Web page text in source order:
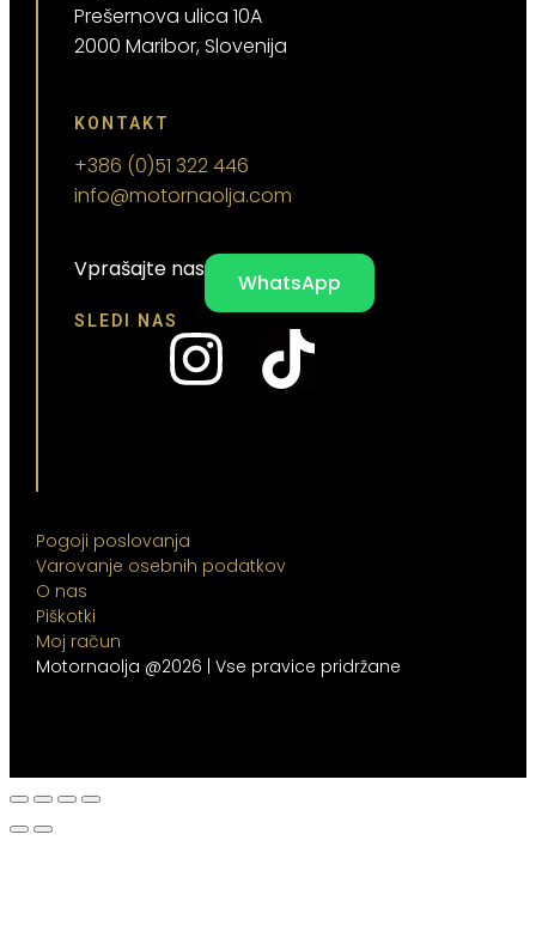
Prešernova ulica 10A
2000 Maribor, Slovenija
KONTAKT
+386 (0)51 322 446
info@motornaolja.com
Vprašajte nas
WhatsApp
SLEDI NAS
Pogoji poslovanja
Varovanje osebnih podatkov
O nas
Piškotki
Moj račun
Motornaolja @2026 | Vse pravice pridržane